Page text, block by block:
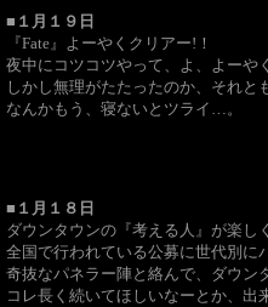
■１月１９日
『Fate』よーやくクリアー!！
夜中にコツコツやって、よ、よー
しかし無理がたたったのか、それ
なんかもう、寝ないとツライ…。
■１月１８日
ダウンタウンの『考える人』が楽し
全国で行われている公募に世代別に
奇抜なパネラー陣と絡んで、ダウン
コレ長く続いてほしいなーとか、